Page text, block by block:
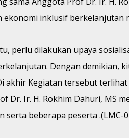
inklusif berkelanjutan
perlu dilakukan upaya
Dengan demikian,
akhir Kegiatan tersebut
Dr. Ir. H. Rokhim Dahuri, MS
serta beberapa peserta .(LMC-